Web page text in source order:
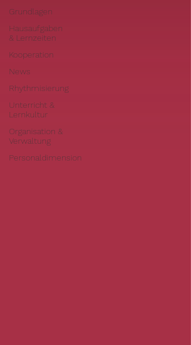
Grundlagen
Hausaufgaben
& Lernzeiten
Kooperation
News
Rhythmisierung
Unterricht &
Lernkultur
Organisation &
Verwaltung
Personaldimension